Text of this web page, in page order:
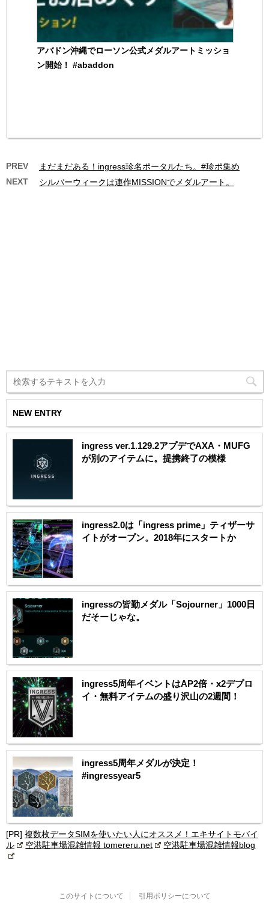
アバドン沖縄でローソン公式メダルアートミッショ
ン開始！ #abaddon
PREV
まだまだある！ingress珍名ポータルたち。#珍ポ集め
NEXT
シルバーウィークは連作MISSIONでメダルアート。
NEW ENTRY
ingress ver.1.129.2アプデでAXA・MUFG
が別のアイテムに。提携終了の模様
ingress2.0は「ingress prime」ティザーサ
イトがオープン。2018年にスタートか
ingressの皆勤メダル「Sojourner」1000日
だそーじゃな。
ingress5周年イベントはAP2倍・x2デプロ
イ・無料アイテムの盛り沢山の2週間！
ingress5周年メダルが決定！
#ingressyear5
[PR] 複数枚データSIMを使いたい人にオススメ！エキサイトモバイ
ル
空港駐車場混雑情報 tomereru.net 空港駐車場混雑情報blog
このサイトについて 引用ポリシーについて